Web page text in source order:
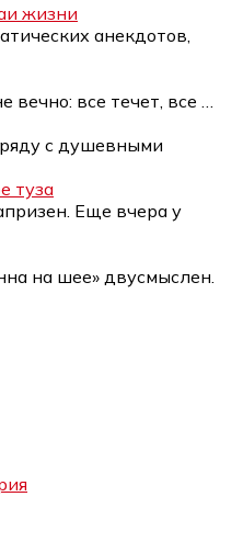
жизни
анекдотов,
вечно: все течет, все
с душевными
туза
Еще вчера у
на шее» двусмыслен.